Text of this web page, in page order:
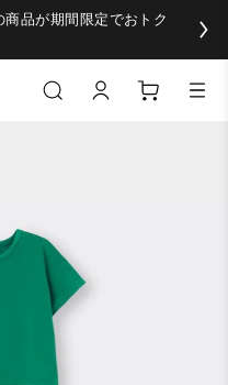
品が期間限定でおトク